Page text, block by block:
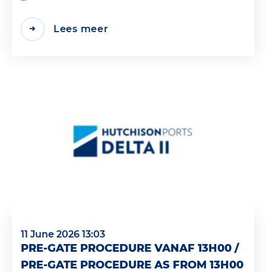
Lees meer
11 June 2026 13:03
PRE-GATE PROCEDURE VANAF 13H00 /
PRE-GATE PROCEDURE AS FROM 13H00